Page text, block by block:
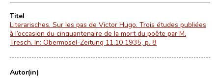
Titel
Literarisches. Sur les pas de Victor Hugo. Trois études publiées
à l’occasion du cinquantenaire de la mort du poête par M.
Tresch. In: Obermosel-Zeitung 11.10.1935, p. 8
Autor(in)